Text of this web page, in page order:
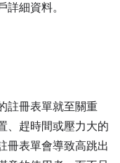
細資料。
註冊表單就至關重
、趕時間或壓力大的
冊表單會導致高跳出